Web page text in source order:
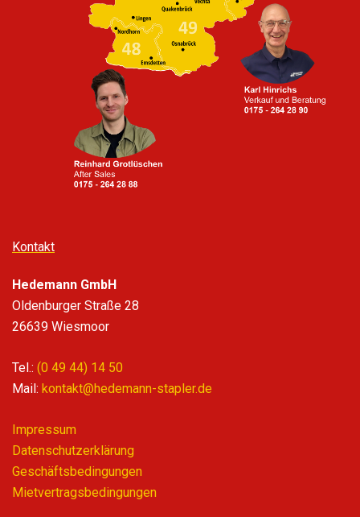
Kontakt
Hedemann GmbH
Oldenburger Straße 28
26639 Wiesmoor
Tel.: (0 49 44) 14 50
Mail: kontakt@hedemann-stapler.de
Impressum
Datenschutzerklärung
Geschäftsbedingungen
Mietvertragsbedingungen